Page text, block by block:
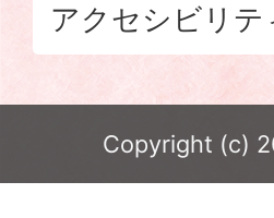
アクセシビリテ
Copyright (c)